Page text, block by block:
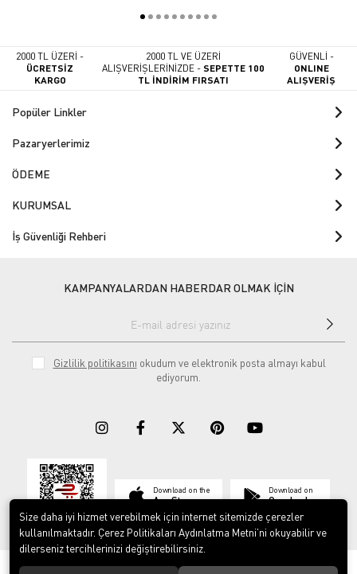
2000 TL ÜZERİ -
ÜCRETSİZ
KARGO
2000 TL VE ÜZERİ
ALIŞVERİŞLERİNİZDE -SEPETTE 100
TL İNDİRİM FIRSATI
GÜVENLİ -
ONLINE
ALIŞVERİŞ
Popüler Linkler
Pazaryerlerimiz
ÖDEME
KURUMSAL
İş Güvenliği Rehberi
KAMPANYALARDAN HABERDAR OLMAK İÇİN
Gizlilik politikasını okudum ve elektronik posta almayı kabul
ediyorum.
Download on the
App Store
Download on
Google play
© 2023ERY İş Güvenliği Ekipmanları. Tüm hakları saklıdır.
Size daha iyi hizmet verebilmek için internet sitemizde çerezler
kullanılmaktadır. Çerez Politikaları Aydınlatma Metni’ni okuyabilir ve
dilerseniz tercihlerinizi değiştirebilirsiniz.